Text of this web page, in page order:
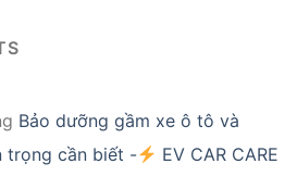
Bảo dưỡng gầm xe ô tô và
trọng cần biết -
EV CAR CARE